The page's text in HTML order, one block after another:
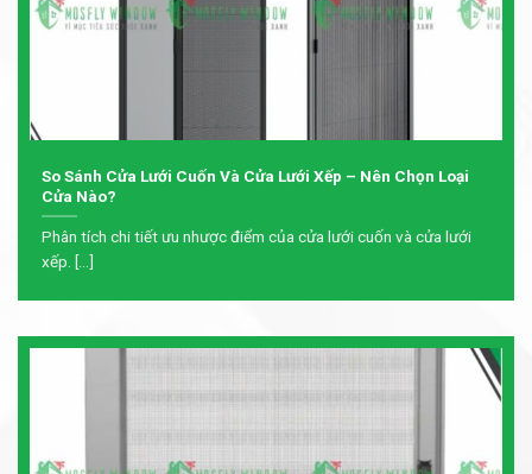
So Sánh Cửa Lưới Cuốn Và Cửa Lưới Xếp – Nên Chọn Loại
Cửa Nào?
Phân tích chi tiết ưu nhược điểm của cửa lưới cuốn và cửa lưới
xếp. [...]